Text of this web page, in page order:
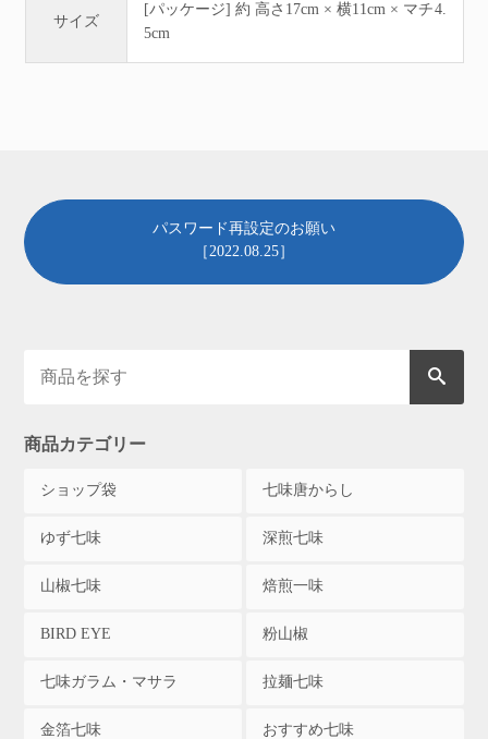
サイズ
[パッケージ] 約 高さ17cm × 横11cm × マチ4.
5cm
パスワード再設定のお願い
［2022.08.25］
商品カテゴリー
ショップ袋 七味唐からし
ゆず七味 深煎七味
山椒七味 焙煎一味
BIRD EYE 粉山椒
七味ガラム・マサラ 拉麺七味
金箔七味 おすすめ七味